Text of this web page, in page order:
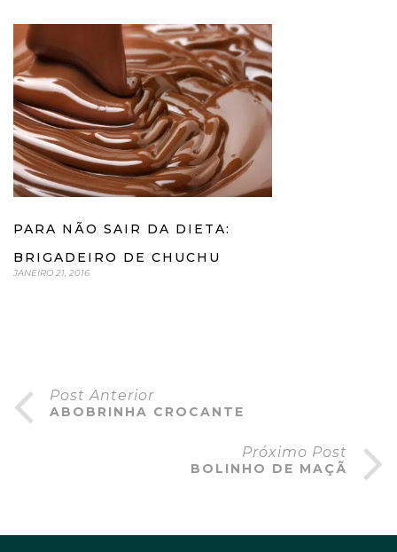
PARA NÃO SAIR DA DIETA:
BRIGADEIRO DE CHUCHU
JANEIRO 21, 2016
Post Anterior
ABOBRINHA CROCANTE
Próximo Post
BOLINHO DE MAÇÃ